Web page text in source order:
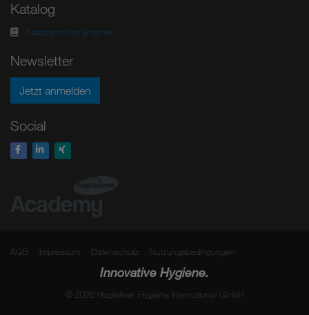
Katalog
Katalog online ansehen
Newsletter
Jetzt anmelden
Social
AGB Impressum Datenschutz Nutzungsbedingungen
Innovative Hygiene.
© 2026 Hagleitner Hygiene International GmbH